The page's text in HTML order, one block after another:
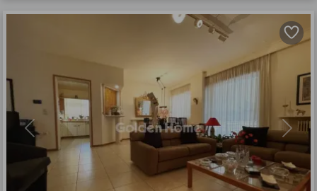
Previous Next